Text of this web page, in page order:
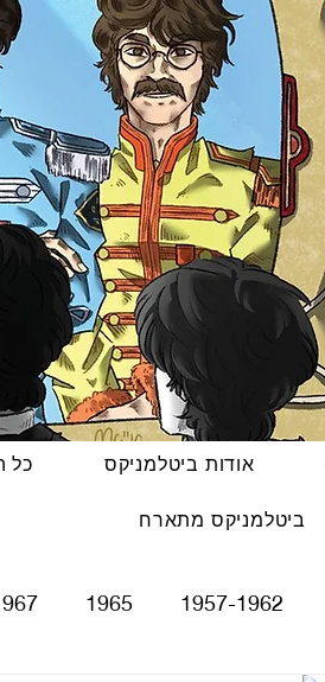
אודות ביטלמניקס כל
ביטלמניקס מתארח
1957-1962
1965